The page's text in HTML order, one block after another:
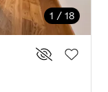
1 / 18